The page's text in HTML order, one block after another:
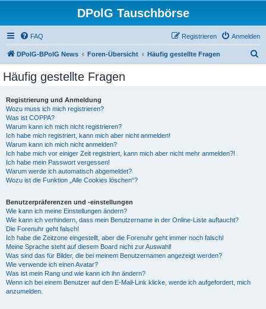
DPolG Tauschbörse
FAQ Anmelden
Registrieren
DPolG-BPolG News Foren-Übersicht Häufig gestellte Fragen
Häufig gestellte Fragen
Registrierung und Anmeldung
Wozu muss ich mich registrieren?
Was ist COPPA?
Warum kann ich mich nicht registrieren?
Ich habe mich registriert, kann mich aber nicht anmelden!
Warum kann ich mich nicht anmelden?
Ich habe mich vor einiger Zeit registriert, kann mich aber nicht mehr anmelden?!
Ich habe mein Passwort vergessen!
Warum werde ich automatisch abgemeldet?
Wozu ist die Funktion „Alle Cookies löschen“?
Benutzerpräferenzen und -einstellungen
Wie kann ich meine Einstellungen ändern?
Wie kann ich verhindern, dass mein Benutzername in der Online-Liste auftaucht?
Die Forenuhr geht falsch!
Ich habe die Zeitzone eingestellt, aber die Forenuhr geht immer noch falsch!
Meine Sprache steht auf diesem Board nicht zur Auswahl!
Was sind das für Bilder, die bei meinem Benutzernamen angezeigt werden?
Wie verwende ich einen Avatar?
Was ist mein Rang und wie kann ich ihn ändern?
Wenn ich bei einem Benutzer auf den E-Mail-Link klicke, werde ich aufgefordert, mich
anzumelden.